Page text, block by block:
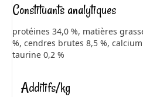
Constituants analytiques
protéines 34,0 %, matières
%, cendres brutes 8,5 %,
taurine 0,2 %
Additifs/kg